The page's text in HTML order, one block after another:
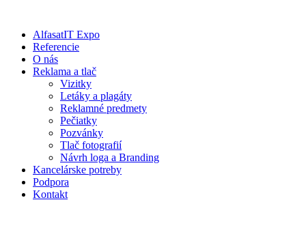
obsah
AlfasatIT Expo
Referencie
O nás
Reklama a tlač
Vizitky
Letáky a plagáty
Reklamné predmety
Pečiatky
Pozvánky
Tlač fotografií
Návrh loga a Branding
Kancelárske potreby
Podpora
Kontakt